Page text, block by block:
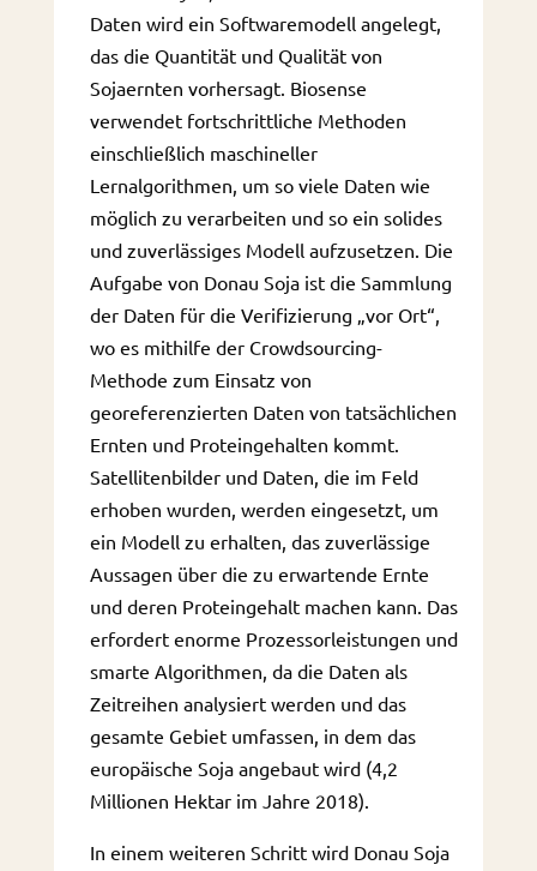
Daten wird ein Softwaremodell angelegt,
das die Quantität und Qualität von
Sojaernten vorhersagt. Biosense
verwendet fortschrittliche Methoden
einschließlich maschineller
Lernalgorithmen, um so viele Daten wie
möglich zu verarbeiten und so ein solides
und zuverlässiges Modell aufzusetzen. Die
Aufgabe von Donau Soja ist die Sammlung
der Daten für die Verifizierung „vor Ort“,
wo es mithilfe der Crowdsourcing-
Methode zum Einsatz von
georeferenzierten Daten von tatsächlichen
Ernten und Proteingehalten kommt.
Satellitenbilder und Daten, die im Feld
erhoben wurden, werden eingesetzt, um
ein Modell zu erhalten, das zuverlässige
Aussagen über die zu erwartende Ernte
und deren Proteingehalt machen kann. Das
erfordert enorme Prozessorleistungen und
smarte Algorithmen, da die Daten als
Zeitreihen analysiert werden und das
gesamte Gebiet umfassen, in dem das
europäische Soja angebaut wird (4,2
Millionen Hektar im Jahre 2018).
In einem weiteren Schritt wird Donau Soja